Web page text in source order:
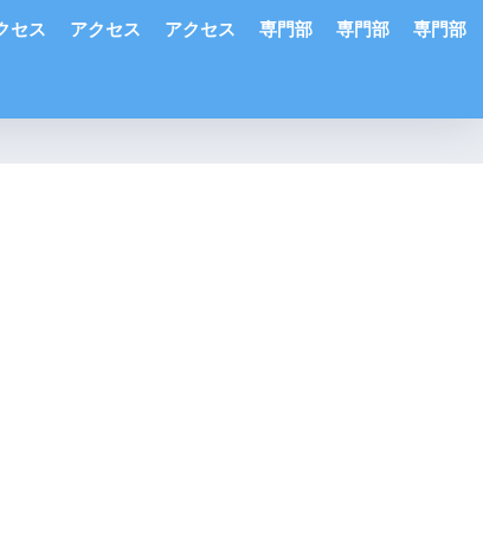
セス アクセス アクセス 専門部 専門部 専門部